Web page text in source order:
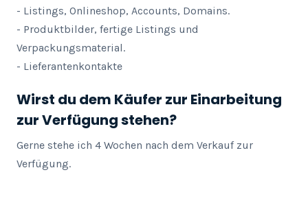
- Listings, Onlineshop, Accounts, Domains.
- Produktbilder, fertige Listings und
Verpackungsmaterial.
- Lieferantenkontakte
Wirst du dem Käufer zur Einarbeitung
zur Verfügung stehen?
Gerne stehe ich 4 Wochen nach dem Verkauf zur
Verfügung.